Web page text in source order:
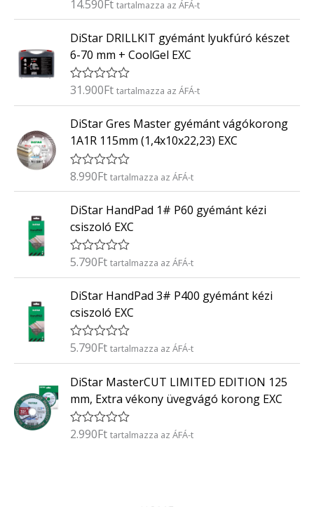
É
é
k
e
l
s
:
/
5
14.590Ft tartalmazza az ÁFÁ-t
DiStar DRILLKIT gyémánt lyukfúró készet
6-70 mm + CoolGel EXC
É
é
k
e
l
é
s
:
/
5
31.900Ft tartalmazza az ÁFÁ-t
DiStar Gres Master gyémánt vágókorong
1A1R 115mm (1,4x10x22,23) EXC
É
é
e
l
é
s
:
/
5
8.990Ft tartalmazza az ÁFÁ-t
DiStar HandPad 1# P60 gyémánt kézi
csiszoló EXC
É
é
e
l
s
:
/
5
5.790Ft tartalmazza az ÁFÁ-t
DiStar HandPad 3# P400 gyémánt kézi
csiszoló EXC
É
é
e
l
é
s
5.790Ft tartalmazza az ÁFÁ-t
DiStar MasterCUT LIMITED EDITION 125
mm, Extra vékony üvegvágó korong EXC
É
2.990Ft tartalmazza az ÁFÁ-t